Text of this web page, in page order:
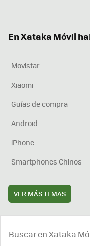
En Xataka Móvil
Movistar
Xiaomi
Guías de compra
Android
iPhone
Smartphones Chinos
VER MÁS TEMAS